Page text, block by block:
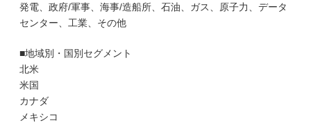
発電、政府/軍事、海事/造船所、石油、ガス、原子力、データ
センター、工業、その他
■地域別・国別セグメント
北米
米国
カナダ
メキシコ